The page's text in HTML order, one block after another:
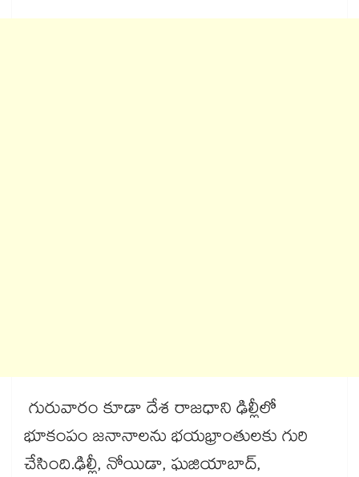
గురువారం కూడా దేశ రాజధాని ఢిల్లీలో
భూకంపం జనానాలను భయభ్రాంతులకు గురి
చేసింది.ఢిల్లీ, నోయిడా, ఘజియాబాద్,